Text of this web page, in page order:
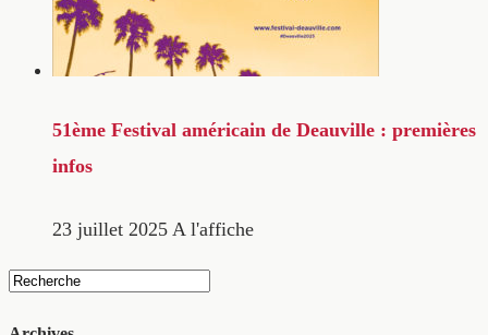
51ème Festival américain de Deauville : premières
infos
23 juillet 2025 A l'affiche